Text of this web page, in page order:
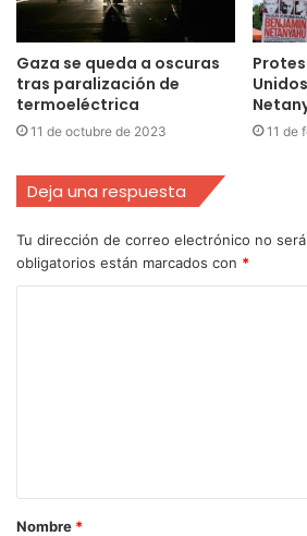
Gaza se queda a oscuras
tras paralización de
termoeléctrica
11 de octubre de 2023 11 de
Deja una respuesta
Tu dirección de correo electrónico no
obligatorios están marcados con *
Nombre *